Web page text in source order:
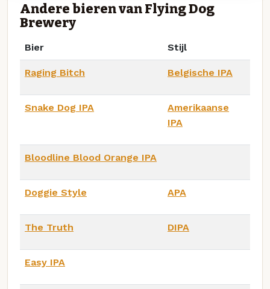
Andere bieren van Flying Dog
Brewery
Bier Stijl
Raging Bitch Belgische IPA
Snake Dog IPA
Amerikaanse
IPA
Bloodline Blood Orange IPA
Doggie Style APA
The Truth DIPA
Easy IPA